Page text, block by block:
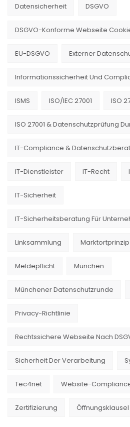
Datensicherheit DSGVO
DSGVO-Konforme Webseite
EU-DSGVO Externer
Informationssicherheit Und
ISMS ISO/IEC 27001 ISO
ISO 27001 & Datenschutzprüfung
IT-Compliance &
IT-Dienstleister IT-Recht
IT-Sicherheit
IT-Sicherheitsberatung Für
Linksammlung Marktortprinzip
Meldepflicht München
Münchener Datenschutzrunde
Privacy-Richtlinie
Rechtssichere Webseite Nach
Sicherheit Der Verarbeitung
Tec4net Website-
Zertifizierung Öffnungsklausel